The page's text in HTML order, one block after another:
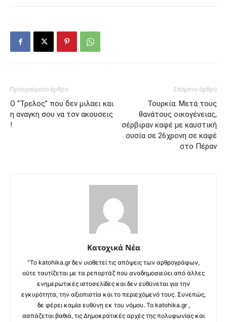
Προηγούμενο άρθρο
Ο “Τρελος” που δεν μιλαει και
η αναγκη σου να τον ακουσεις
!
Επόμενο άρθρο
Τουρκία: Μετά τους
θανάτους οικογένειας,
σέρβιραν καφέ με καυστική
ουσία σε 26χρονη σε καφέ
στο Πέραν
Κατοχικά Νέα
"Το katohika.gr δεν υιοθετεί τις απόψεις των αρθρογράφων,
ούτε ταυτίζεται με τα ρεπορτάζ που αναδημοσιεύει από άλλες
ενημερωτικές ιστοσελίδες και δεν ευθύνεται για την
εγκυρότητα, την αξιοπιστία και το περιεχόμενό τους. Συνεπώς,
δε φέρει καμία ευθύνη εκ του νόμου. Το katohika.gr ,
ασπάζεται βαθιά, τις Δημοκρατικές αρχές της πολυφωνίας και